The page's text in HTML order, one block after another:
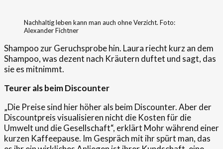
Nachhaltig leben kann man auch ohne Verzicht. Foto:
Alexander Fichtner
Shampoo zur Geruchsprobe hin. Laura riecht kurz an dem
Shampoo, was dezent nach Kräutern duftet und sagt, das
sie es mitnimmt.
Teurer als beim Discounter
„Die Preise sind hier höher als beim Discounter. Aber der
Discountpreis visualisieren nicht die Kosten für die
Umwelt und die Gesellschaft“, erklärt Mohr während einer
kurzen Kaffeepause. Im Gespräch mit ihr spürt man, das